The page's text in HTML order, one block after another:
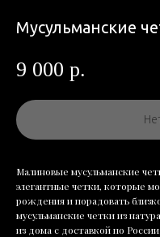
Мусульманские
9 000 р.
Малиновые мусульманские
элегантные четки, которые
рождения и порадовать
мусульманские четки из
из дома с доставкой по России.